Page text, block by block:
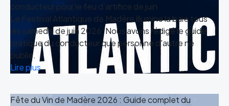
conducteur pour le feu d’artifice de juin
Le Festival Atlantique de Madère illumine la baie tous
les samedis de juin 2026. Nous avons rédigé le guide
pratique du conducteur que personne d'autre ne
publie.
Lire plus
Fête du Vin de Madère 2026 : Guide complet du